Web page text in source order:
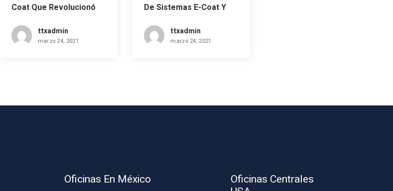
Coat Que Revolucionó
Industria De Acabados
Superficiales En El
ttxadmin
marzo 24, 2021
De Sistemas E-Coat Y
Agua
ttxadmin
marzo 24, 2021
Oficinas En México
Oficinas Centrales